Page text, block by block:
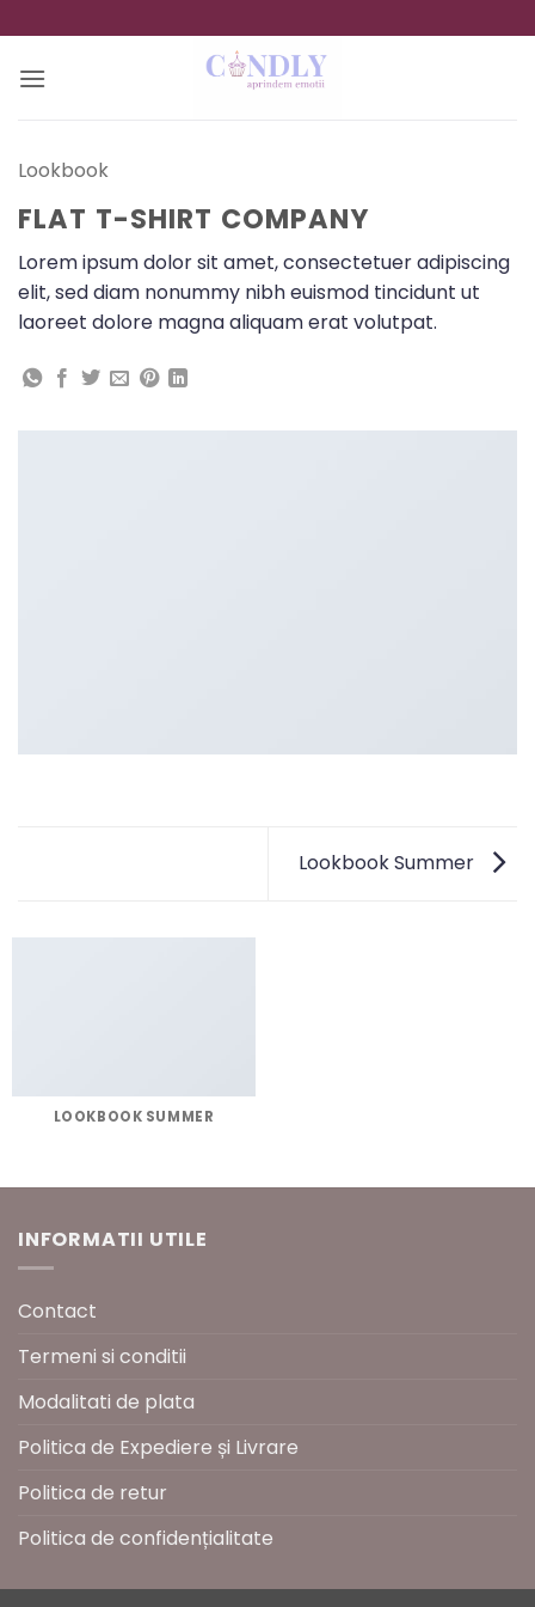
to
content
Lookbook
FLAT T-SHIRT COMPANY
Lorem ipsum dolor sit amet, consectetuer adipiscing
elit, sed diam nonummy nibh euismod tincidunt ut
laoreet dolore magna aliquam erat volutpat.
Lookbook Summer
LOOKBOOK SUMMER
INFORMATII UTILE
Contact
Termeni si conditii
Modalitati de plata
Politica de Expediere și Livrare
Politica de retur
Politica de confidențialitate